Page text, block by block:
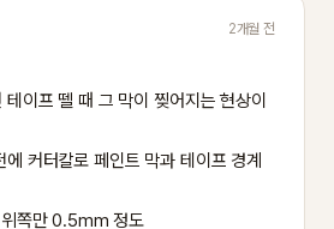
2개월 전
이프 뗄 때 그 막이 찢어지는 현상이
커터칼로 페인트 막과 테이프 경계
쪽만 0.5mm 정도